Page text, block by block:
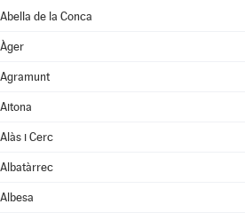
Abella de la Conca
Àger
Agramunt
Aitona
Alàs i Cerc
Albatàrrec
Albesa